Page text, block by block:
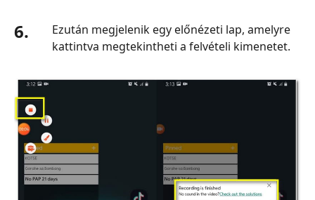
6.
Ezután megjelenik egy előnézeti lap, amelyre
kattintva megtekintheti a felvételi kimenetet.